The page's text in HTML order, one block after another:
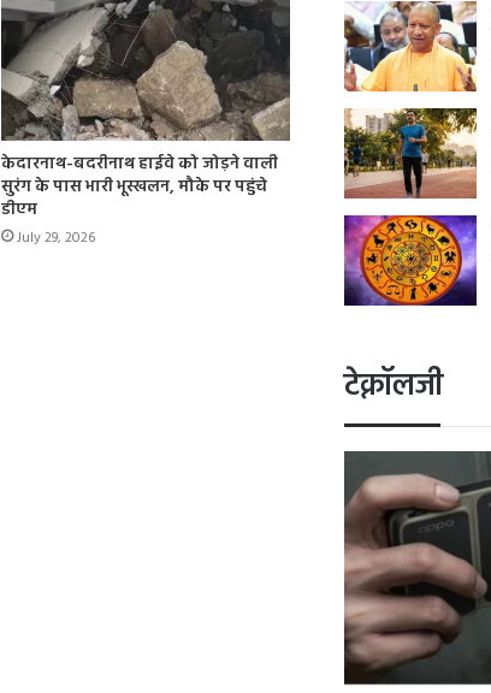
केदारनाथ-बदरीनाथ हाईवे को जोड़ने वाली
सुरंग के पास भारी भूस्खलन, मौके पर पहुंचे
डीएम
July 29, 2026
टेक्नॉलजी